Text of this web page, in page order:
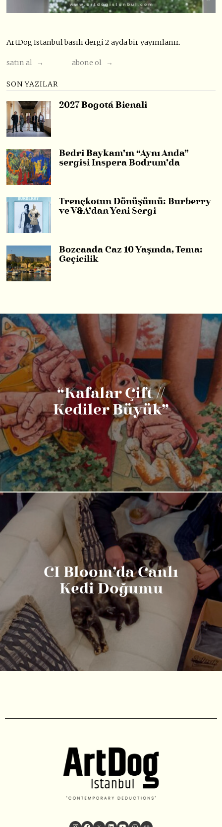
ArtDog Istanbul basılı dergi 2 ayda bir yayımlanır.
satın al → abone ol →
SON YAZILAR
2027 Bogotá Bienali
Bedri Baykam’ın “Aynı Anda”
sergisi Inspera Bodrum’da
Trençkotun Dönüşümü: Burberry
ve V&A’dan Yeni Sergi
Bozcaada Caz 10 Yaşında, Tema:
Geçicilik
“Kafalar Çift //
Kediler Büyük”
CI Bloom’da Canlı
Kedi Doğumu